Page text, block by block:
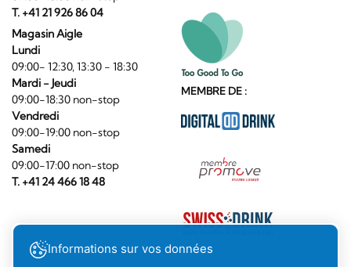
T. +41 21 926 86 04
Magasin Aigle
Lundi
09:00- 12:30, 13:30 - 18:30
Mardi - Jeudi
09:00-18:30 non-stop
Vendredi
09:00-19:00 non-stop
Samedi
09:00-17:00 non-stop
T. +41 24 466 18 48
MEMBRE DE :
Informations sur vos données